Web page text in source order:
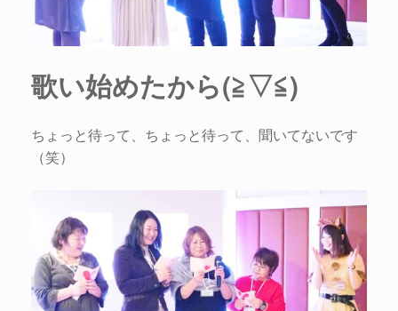
歌い始めたから(≧▽≦)
ちょっと待って、ちょっと待って、聞いてないです
（笑）